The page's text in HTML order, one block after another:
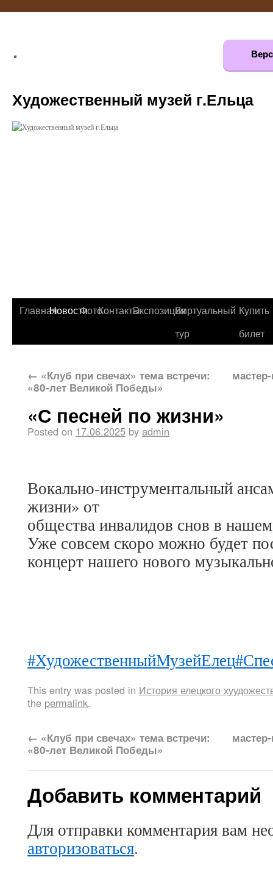
Художественный музей г.Ельца
ГлавнаяНовостиФотоКонтактыЭкспозицияВиртуальный
тур
Купить
билет
← «Клуб при свечах» тема встречи:
«80-лет Великой Победы»
«С песней по жизни»
Posted on 17.06.2025 by admin
Вокально-инструментальный
жизни» от
общества инвалидов снов в
Уже совсем скоро можно будет
концерт нашего нового
#ХудожественныйМузейЕлец
This entry was posted in История елецкого
the permalink.
← «Клуб при свечах» тема встречи:
«80-лет Великой Победы»
Добавить комментарий
Для отправки комментария вам
авторизоваться.